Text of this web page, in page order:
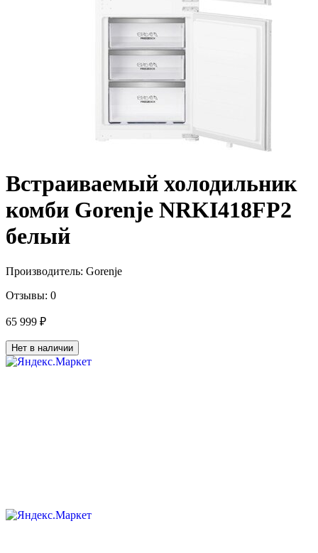
Встраиваемый холодильник
комби Gorenje NRKI418FP2
белый
Производитель: Gorenje
Отзывы: 0
65 999 ₽
Нет в наличии